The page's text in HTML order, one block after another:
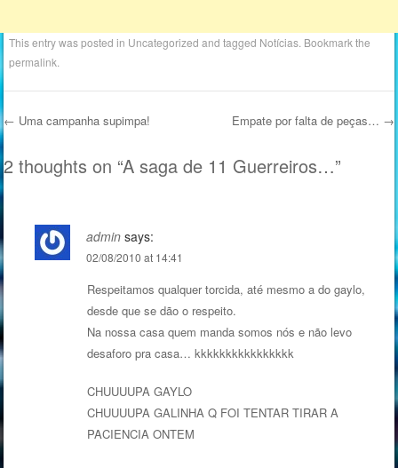
This entry was posted in Uncategorized and tagged Notícias . Bookmark the
permalink
Post navigation
← Uma campanha supimpa! Empate por falta de peças… →
2 thoughts on “A saga de 11 Guerreiros…”
admin says:
02/08/2010 at 14:41
Respeitamos qualquer torcida, até mesmo a do gaylo,
desde que se dão o respeito.
Na nossa casa quem manda somos nós e não levo
desaforo pra casa… kkkkkkkkkkkkkkkk
CHUUUUPA GAYLO
CHUUUUPA GALINHA Q FOI TENTAR TIRAR A
PACIENCIA ONTEM